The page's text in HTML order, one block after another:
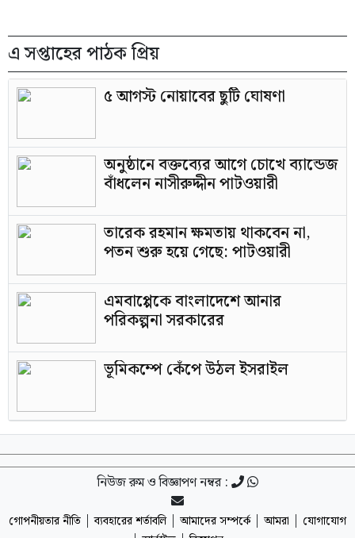
এ সপ্তাহের পাঠক প্রিয়
৫ আগস্ট নোয়াবের ছুটি ঘোষণা
অনুষ্ঠানে বক্তব্যের আগে চোখে ব্যান্ডেজ
বাঁধলেন নাসীরুদ্দীন পাটওয়ারী
তারেক রহমান ক্ষমতায় থাকবেন না,
পতন শুরু হয়ে গেছে: পাটওয়ারী
এমবাপ্পেকে বাংলাদেশে আনার
পরিকল্পনা সরকারের
ভূমিকম্পে কেঁপে উঠল ইসরাইল
নিউজ রুম ও বিজ্ঞাপণ নম্বর :
গোপনীয়তার নীতি |ব্যবহারের শর্তাবলি| আমাদের সম্পর্কে| আমরা | যোগাযোগ